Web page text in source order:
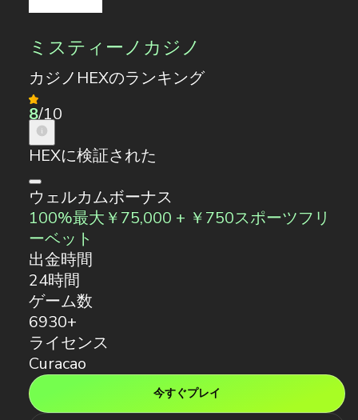
ミスティーノカジノ
カジノHEXのランキング
8/10
HEXに検証された
ウェルカムボーナス
100%最大￥75,000 + ￥750スポーツフリ
ーベット
出金時間
24時間
ゲーム数
6930+
ライセンス
Curacao
今すぐプレイ